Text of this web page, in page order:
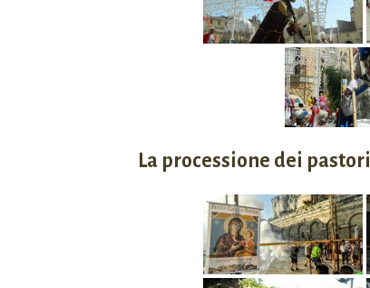
La processione dei pastori